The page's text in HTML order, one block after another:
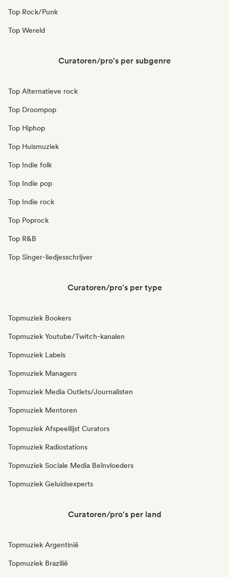
Top Rock/Punk
Top Wereld
Curatoren/pro's per subgenre
Top Alternatieve rock
Top Droompop
Top Hiphop
Top Huismuziek
Top Indie folk
Top Indie pop
Top Indie rock
Top Poprock
Top R&B
Top Singer-liedjesschrijver
Curatoren/pro's per type
Topmuziek Bookers
Topmuziek Youtube/Twitch-kanalen
Topmuziek Labels
Topmuziek Managers
Topmuziek Media Outlets/Journalisten
Topmuziek Mentoren
Topmuziek Afspeellijst Curators
Topmuziek Radiostations
Topmuziek Sociale Media Beïnvloeders
Topmuziek Geluidsexperts
Curatoren/pro's per land
Topmuziek Argentinië
Topmuziek Brazilië